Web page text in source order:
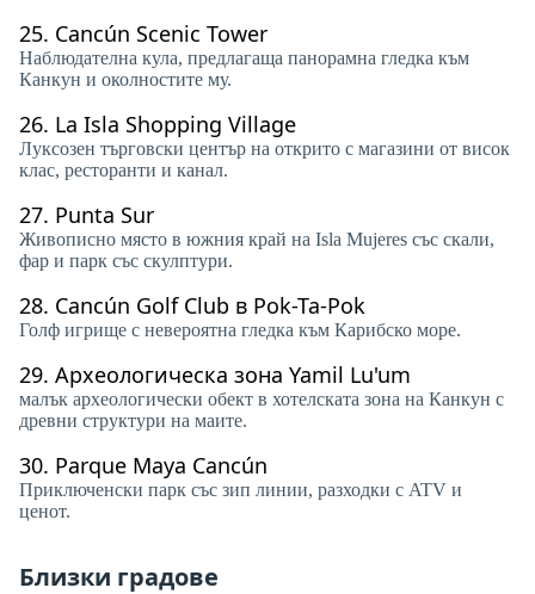
25. Cancún Scenic Tower
Наблюдателна кула, предлагаща панорамна гледка към
Канкун и околностите му.
26. La Isla Shopping Village
Луксозен търговски център на открито с магазини от висок
клас, ресторанти и канал.
27. Punta Sur
Живописно място в южния край на Isla Mujeres със скали,
фар и парк със скулптури.
28. Cancún Golf Club в Pok-Ta-Pok
Голф игрище с невероятна гледка към Карибско море.
29. Археологическа зона Yamil Lu'um
малък археологически обект в хотелската зона на Канкун с
древни структури на маите.
30. Parque Maya Cancún
Приключенски парк със зип линии, разходки с ATV и
ценот.
Близки градове